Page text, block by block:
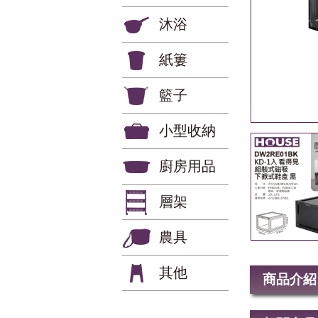
沐浴
紙簍
籃子
小型收納
廚房用品
層架
農具
其他 商品介紹